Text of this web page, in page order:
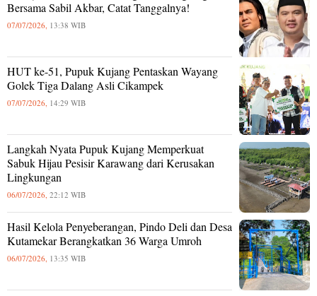
Bersama Sabil Akbar, Catat Tanggalnya!
07/07/2026, 13:38 WIB
HUT ke-51, Pupuk Kujang Pentaskan Wayang
Golek Tiga Dalang Asli Cikampek
07/07/2026, 14:29 WIB
Langkah Nyata Pupuk Kujang Memperkuat
Sabuk Hijau Pesisir Karawang dari Kerusakan
Lingkungan
06/07/2026, 22:12 WIB
Hasil Kelola Penyeberangan, Pindo Deli dan Desa
Kutamekar Berangkatkan 36 Warga Umroh
06/07/2026, 13:35 WIB